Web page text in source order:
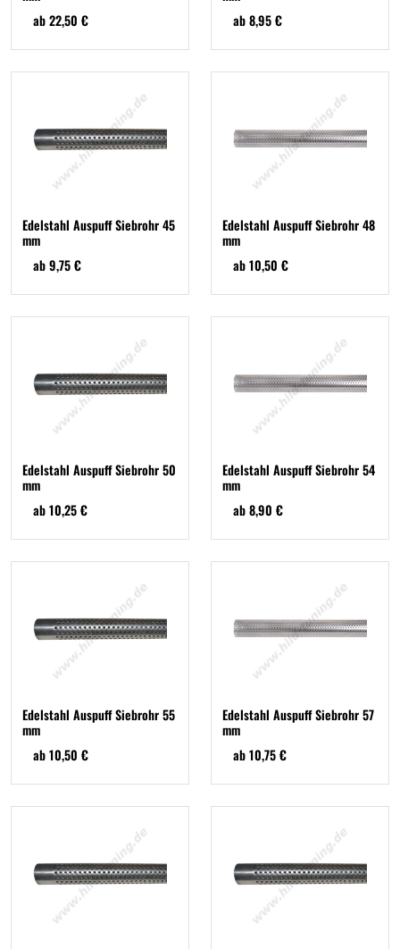
ab 22,50 €
ab 8,95 €
Edelstahl Auspuff Siebrohr 45
mm
ab 9,75 €
Edelstahl Auspuff Siebrohr 48
mm
ab 10,50 €
Edelstahl Auspuff Siebrohr 50
mm
ab 10,25 €
Edelstahl Auspuff Siebrohr 54
mm
ab 8,90 €
Edelstahl Auspuff Siebrohr 55
mm
ab 10,50 €
Edelstahl Auspuff Siebrohr 57
mm
ab 10,75 €